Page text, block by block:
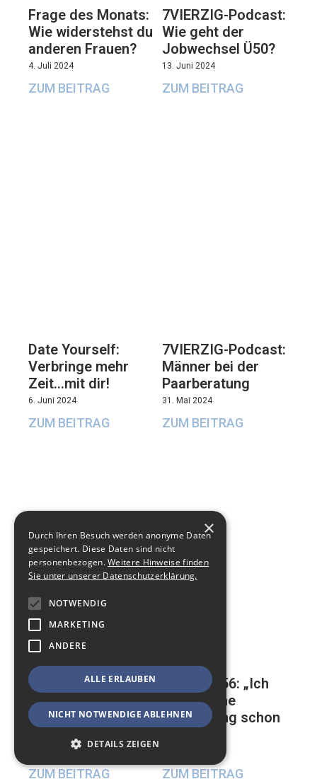
Frage des Monats:
Wie widerstehst du
anderen Frauen?
4. Juli 2024
ZUM BEITRAG
7VIERZIG-Podcast:
Wie geht der
Jobwechsel Ü50?
13. Juni 2024
ZUM BEITRAG
Date Yourself:
Verbringe mehr
Zeit…mit dir!
6. Juni 2024
ZUM BEITRAG
7VIERZIG-Podcast:
Männer bei der
Paarberatung
31. Mai 2024
ZUM BEITRAG
Auf der ewigen
Suche nach einer
glücklichen
Beziehung
23. Mai 2024
ZUM BEITRAG
Mathias, 56: „Ich
habe meine
Beerdigung schon
ZUM BEITRAG
×
Durch Ihren Besuch werden anonyme Daten
gespeichert. Diese Daten sind nicht
personenbezogen.Weitere Hinweise finden
Sie unter unserer Datenschutzerklärung.
NOTWENDIG
MARKETING
ANDERE
ALLE ERLAUBEN
NICHT NOTWENDIGE ABLEHNEN
DETAILS ZEIGEN